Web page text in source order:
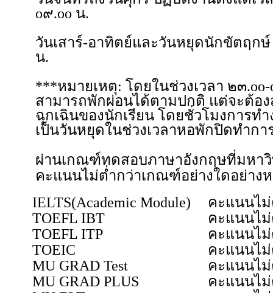
o๙.oo น.
วันเสาร์-อาทิตย์และวันหยุดนักขัตฤก
น.
***หมายเหตุ: โดยในช่วงเวลา ๒๓
สามารถพักผ่อนได้ตามปกติ แต่จะต้อ
ฉุกเฉินของนักเรียน โดยชั่วโมงการท
เป็นวันหยุดในช่วงเวลาหอพักปิดทำกา
ผ่านเกณฑ์ทดสอบภาษาอังกฤษที่มหา
คะแนนไม่ต่ำกว่าเกณฑ์อย่างใดอย่าง
IELTS(Academic Module)
คะแนนไ
TOEFL IBT
คะแนนไ
TOEFL ITP
คะแนนไ
TOEIC
คะแนนไ
MU GRAD Test
คะแนนไ
MU GRAD PLUS
คะแนนไ